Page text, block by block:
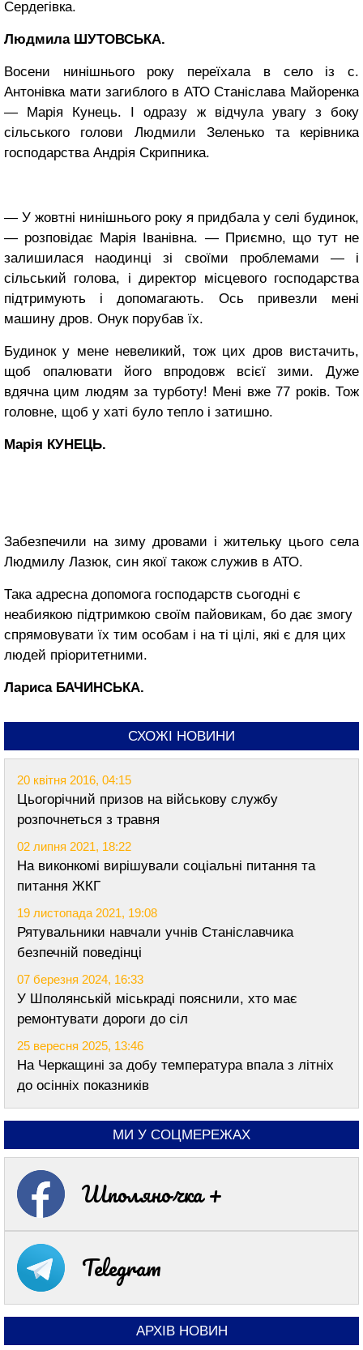
Сердегівка.
Людмила ШУТОВСЬКА.
Восени нинішнього року переїхала в село із с.
Антонівка мати загиблого в АТО Станіслава Майоренка
— Марія Кунець. І одразу ж відчула увагу з боку
сільського голови Людмили Зеленько та керівника
господарства Андрія Скрипника.
— У жовтні нинішнього року я придбала у селі будинок,
— розповідає Марія Іванівна. — Приємно, що тут не
залишилася наодинці зі своїми проблемами — і
сільський голова, і директор місцевого господарства
підтримують і допомагають. Ось привезли мені
машину дров. Онук порубав їх.
Будинок у мене невеликий, тож цих дров вистачить,
щоб опалювати його впродовж всієї зими. Дуже
вдячна цим людям за турботу! Мені вже 77 років. Тож
головне, щоб у хаті було тепло і затишно.
Марія КУНЕЦЬ.
Забезпечили на зиму дровами і жительку цього села
Людмилу Лазюк, син якої також служив в АТО.
Така адресна допомога господарств сьогодні є
неабиякою підтримкою своїм пайовикам, бо дає змогу
спрямовувати їх тим особам і на ті цілі, які є для цих
людей пріоритетними.
Лариса БАЧИНСЬКА.
СХОЖІ НОВИНИ
20 квітня 2016, 04:15
Цьогорічний призов на військову службу
розпочнеться з травня
02 липня 2021, 18:22
На виконкомі вирішували соціальні питання та
питання ЖКГ
19 листопада 2021, 19:08
Рятувальники навчали учнів Станіславчика
безпечній поведінці
07 березня 2024, 16:33
У Шполянській міськраді пояснили, хто має
ремонтувати дороги до сіл
25 вересня 2025, 13:46
На Черкащині за добу температура впала з літніх
до осінніх показників
МИ У СОЦМЕРЕЖАХ
Шполяночка +
Telegram
АРХІВ НОВИН